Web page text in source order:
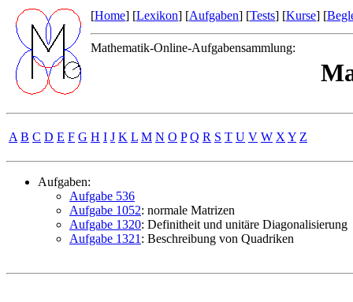
[Home] [Lexikon] [Aufgaben] [Tests] [Kurse] [
Mathematik-Online-Aufgabensammlung:
A B C D E F G H I J K L M N O P Q R S T U V W X Y Z
Aufgaben:
Aufgabe 536
Aufgabe 1052: normale Matrizen
Aufgabe 1320: Definitheit und unitäre Diagonalisierung
Aufgabe 1321 : Beschreibung von Quadriken